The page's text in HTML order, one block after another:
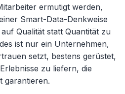
ermutigt werden,
Smart-Data-Denkweise
Qualität statt Quantität zu
ist nur ein Unternehmen,
setzt, bestens gerüstet,
zu liefern, die
garantieren.